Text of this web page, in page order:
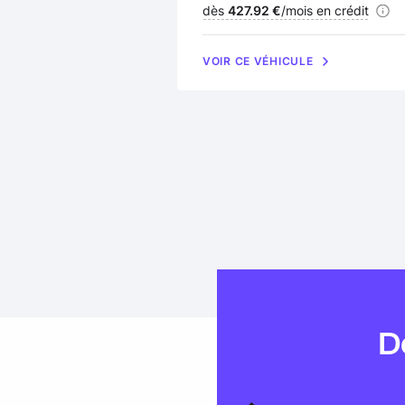
Financement :
dès 427.92 €/mois en crédit
VOIR CE VÉHICULE